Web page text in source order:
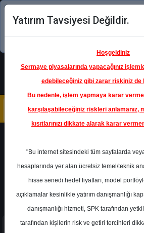
Şimdi uygulamayı
Katılım
Bu hisse katılım
Yatırım Tavsiyesi Değildir.
Hoşgeldiniz
Sermaye piyasalarında yapacağınız
edebileceğiniz gibi zarar riskiniz de
Bu nedenle, işlem yapmaya karar
karşılaşabileceğiniz riskleri anlamanız,
kısıtlarınızı dikkate alarak karar
"Bu internet sitesindeki tüm sayfalarda
hesaplarında yer alan ücretsiz temel/teknik
hisse senedi hedef fiyatları, model
açıklamalar kesinlikle yatırım danışmanlığı
danışmanlığı hizmeti, SPK tarafından
tarafından kişilerin risk ve getiri tercihleri